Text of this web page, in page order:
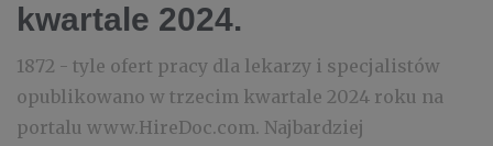
kwartale 2024.
1872 - tyle ofert pracy dla lekarzy i specjalistów
opublikowano w trzecim kwartale 2024 roku na
portalu www.HireDoc.com. Najbardziej